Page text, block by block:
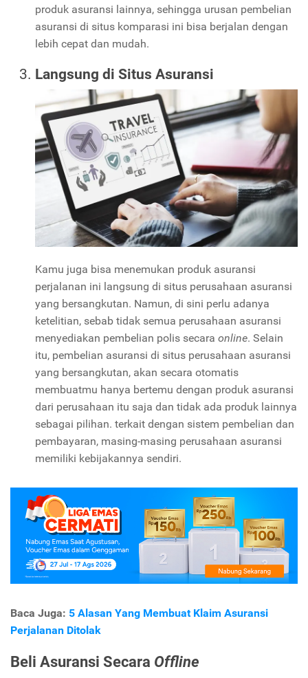
produk asuransi lainnya, sehingga urusan pembelian
asuransi di situs komparasi ini bisa berjalan dengan
lebih cepat dan mudah.
Langsung di Situs Asuransi
Kamu juga bisa menemukan produk asuransi
perjalanan ini langsung di situs perusahaan asuransi
yang bersangkutan. Namun, di sini perlu adanya
ketelitian, sebab tidak semua perusahaan asuransi
menyediakan pembelian polis secara online. Selain
itu, pembelian asuransi di situs perusahaan asuransi
yang bersangkutan, akan secara otomatis
membuatmu hanya bertemu dengan produk asuransi
dari perusahaan itu saja dan tidak ada produk lainnya
sebagai pilihan. terkait dengan sistem pembelian dan
pembayaran, masing-masing perusahaan asuransi
memiliki kebijakannya sendiri.
Baca Juga: 5 Alasan Yang Membuat Klaim Asuransi
Perjalanan Ditolak
Beli Asuransi Secara Offline